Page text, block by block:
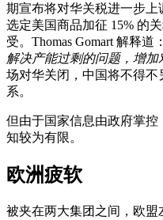
期宣布将对华关税进一步上
选定美国商品加征 15% 的
受。Thomas Gomart 解释道
解决产能过剩的问题，增加
场对华关闭，中国将不得
系。
但由于国家信息由政府掌
知较为有限。
欧洲疲软
被夹在两大集团之间，欧